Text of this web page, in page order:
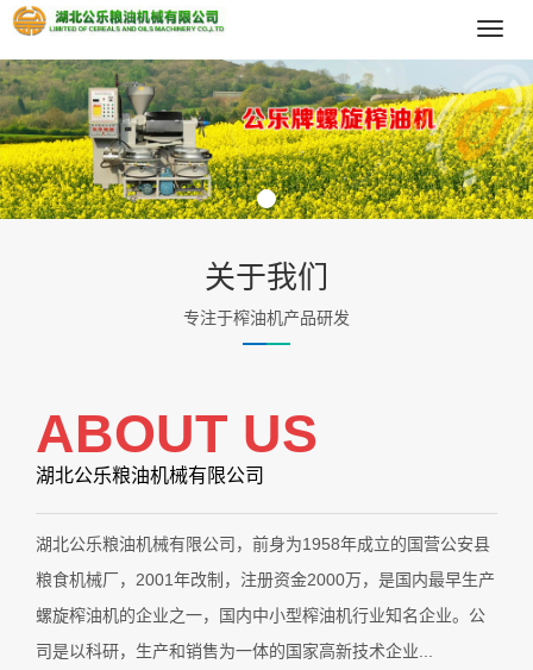
导
单
关于我们
专注于榨油机产品研发
ABOUT US
湖北公乐粮油机械有限公司
湖北公乐粮油机械有限公司，前身为1958年成立的国营公安县
粮食机械厂，2001年改制，注册资金2000万，是国内最早生产
螺旋榨油机的企业之一，国内中小型榨油机行业知名企业。公
司是以科研，生产和销售为一体的国家高新技术企业...